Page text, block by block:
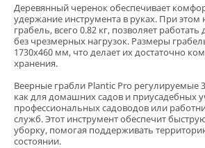
Деревянный черенок обеспечивает
удержание инструмента в руках. При
грабель, всего 0.82 кг, позволяет
без чрезмерных нагрузок. Размеры
1730х460 мм, что делает их достаточно
хранения.
Веерные грабли Plantic Pro регулируемые
как для домашних садов и приусадебных
профессиональных садоводов или
служб. Этот инструмент обеспечит
уборку, помогая поддерживать
состоянии.